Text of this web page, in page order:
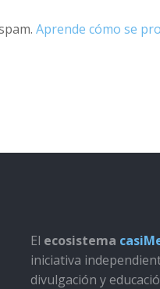
Aprende cómo se
El ecosistema
iniciativa
divulgación y